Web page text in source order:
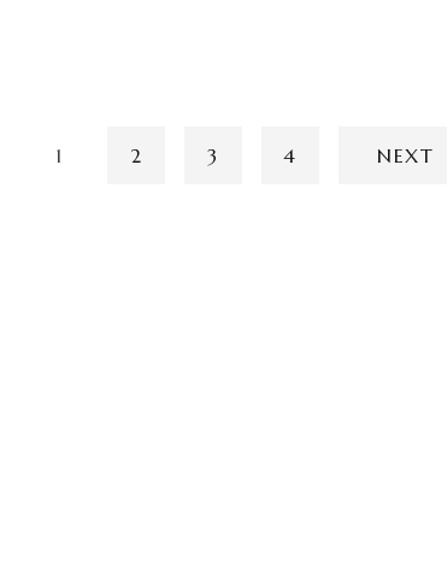
1 2 3 4 NEXT